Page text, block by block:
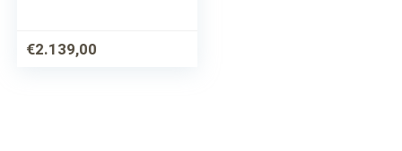
€2.139,00